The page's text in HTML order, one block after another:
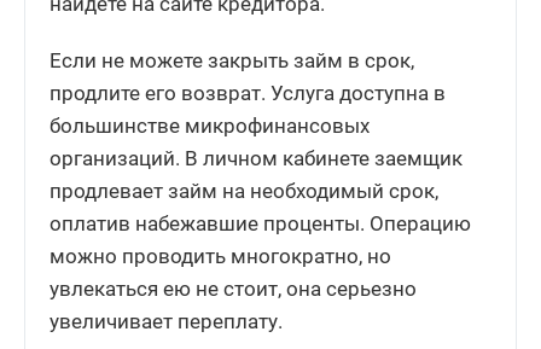
Если не можете закрыть займ в срок,
продлите его возврат. Услуга доступна в
большинстве микрофинансовых
организаций. В личном кабинете заемщик
продлевает займ на необходимый срок,
оплатив набежавшие проценты. Операцию
можно проводить многократно, но
увлекаться ею не стоит, она серьезно
увеличивает переплату.